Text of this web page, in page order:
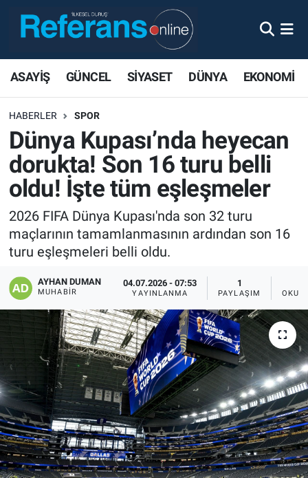
ASAYİŞ GÜNCEL SİYASET DÜNYA EKONOMİ
HABERLER SPOR
Dünya Kupası’nda heyecan
dorukta! Son 16 turu belli
oldu! İşte tüm eşleşmeler
2026 FIFA Dünya Kupası'nda son 32 turu
maçlarının tamamlanmasının ardından son 16
turu eşleşmeleri belli oldu.
AYHAN DUMAN
MUHABIR
04.07.2026 - 07:53
YAYINLANMA
1
PAYLAŞIM